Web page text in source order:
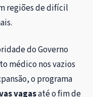
regiões de difícil
do Governo
médico nos vazios
o programa
vagasaté o fim de